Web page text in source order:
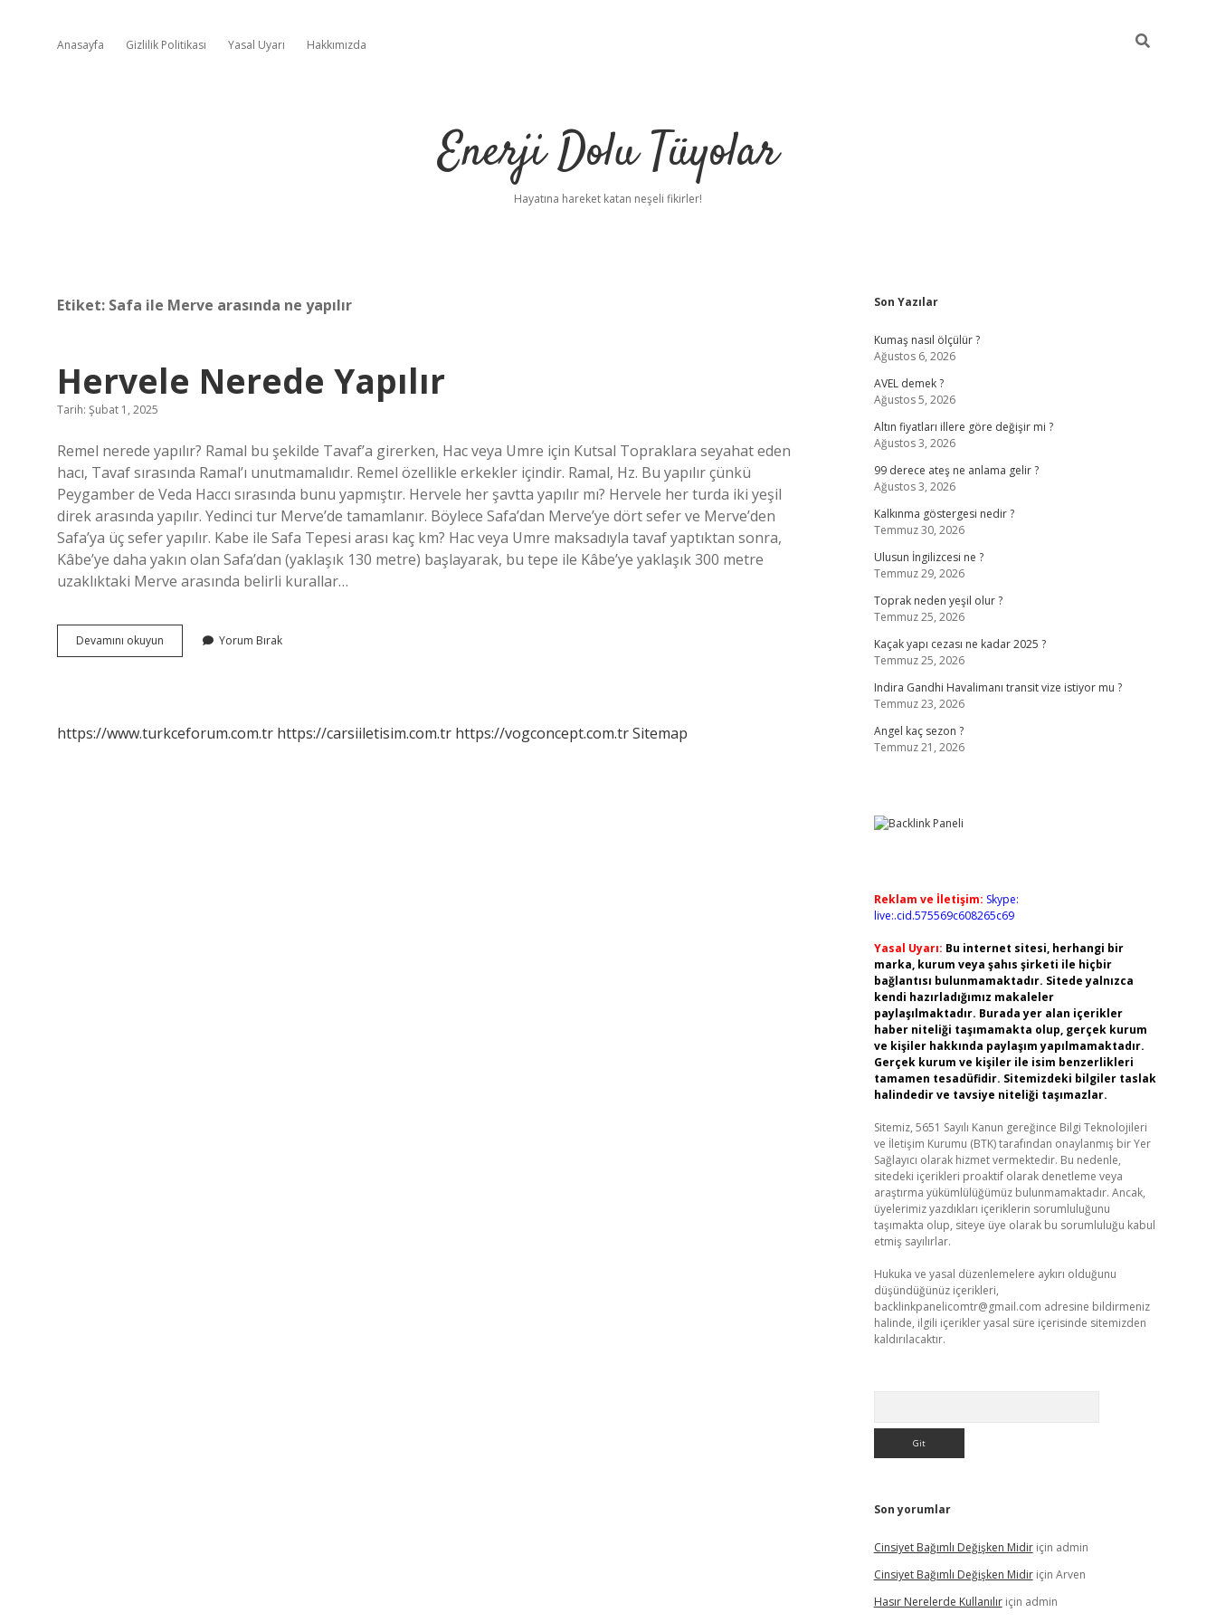
Anasayfa Gizlilik Politikası Yasal Uyarı Hakkımızda
Enerji Dolu Tüyolar
Hayatına hareket katan neşeli fikirler!
Etiket: Safa ile Merve arasında ne yapılır
Hervele Nerede Yapılır
Tarih: Şubat 1, 2025
Remel nerede yapılır? Ramal bu şekilde Tavaf’a girerken, Hac veya Umre için Kutsal Topraklara seyahat eden
hacı, Tavaf sırasında Ramal’ı unutmamalıdır. Remel özellikle erkekler içindir. Ramal, Hz. Bu yapılır çünkü
Peygamber de Veda Haccı sırasında bunu yapmıştır. Hervele her şavtta yapılır mı? Hervele her turda iki yeşil
direk arasında yapılır. Yedinci tur Merve’de tamamlanır. Böylece Safa’dan Merve’ye dört sefer ve Merve’den
Safa’ya üç sefer yapılır. Kabe ile Safa Tepesi arası kaç km? Hac veya Umre maksadıyla tavaf yaptıktan sonra,
Kâbe’ye daha yakın olan Safa’dan (yaklaşık 130 metre) başlayarak, bu tepe ile Kâbe’ye yaklaşık 300 metre
uzaklıktaki Merve arasında belirli kurallar…
Devamını okuyun
Nerede
Yorum Bırak
https://www.turkceforum.com.tr https://carsiiletisim.com.tr https://vogconcept.com.trSitemap
Sidebar
Son Yazılar
Kumaş nasıl ölçülür ?
Ağustos 6, 2026
AVEL demek ?
Ağustos 5, 2026
Altın fiyatları illere göre değişir mi ?
Ağustos 3, 2026
99 derece ateş ne anlama gelir ?
Ağustos 3, 2026
Kalkınma göstergesi nedir ?
Temmuz 30, 2026
Ulusun İngilizcesi ne ?
Temmuz 29, 2026
Toprak neden yeşil olur ?
Temmuz 25, 2026
Kaçak yapı cezası ne kadar 2025 ?
Temmuz 25, 2026
Indira Gandhi Havalimanı transit vize istiyor mu ?
Temmuz 23, 2026
Angel kaç sezon ?
Temmuz 21, 2026
Reklam ve İletişim: Skype:
live:.cid.575569c608265c69
Yasal Uyarı: Bu internet sitesi, herhangi bir
marka, kurum veya şahıs şirketi ile hiçbir
bağlantısı bulunmamaktadır. Sitede yalnızca
kendi hazırladığımız makaleler
paylaşılmaktadır. Burada yer alan içerikler
haber niteliği taşımamakta olup, gerçek kurum
ve kişiler hakkında paylaşım yapılmamaktadır.
Gerçek kurum ve kişiler ile isim benzerlikleri
tamamen tesadüfidir. Sitemizdeki bilgiler taslak
halindedir ve tavsiye niteliği taşımazlar.
Sitemiz, 5651 Sayılı Kanun gereğince Bilgi Teknolojileri
ve İletişim Kurumu (BTK) tarafından onaylanmış bir Yer
Sağlayıcı olarak hizmet vermektedir. Bu nedenle,
sitedeki içerikleri proaktif olarak denetleme veya
araştırma yükümlülüğümüz bulunmamaktadır. Ancak,
üyelerimiz yazdıkları içeriklerin sorumluluğunu
taşımakta olup, siteye üye olarak bu sorumluluğu kabul
etmiş sayılırlar.
Hukuka ve yasal düzenlemelere aykırı olduğunu
düşündüğünüz içerikleri,
backlinkpanelicomtr@gmail.com adresine bildirmeniz
halinde, ilgili içerikler yasal süre içerisinde sitemizden
kaldırılacaktır.
Son yorumlar
Cinsiyet Bağımlı Değişken Midiriçin admin
Cinsiyet Bağımlı Değişken Midiriçin Arven
Hasır Nerelerde Kullanılıriçin admin